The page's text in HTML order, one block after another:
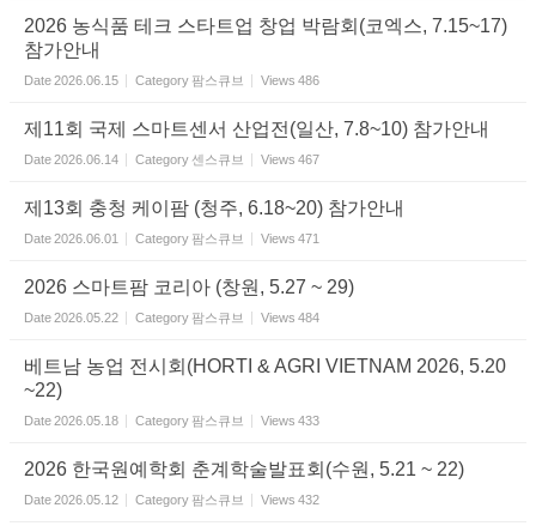
2026 농식품 테크 스타트업 창업 박람회(코엑스, 7.15~17)
참가안내
Date2026.06.15 Category 팜스큐브 Views 486
제11회 국제 스마트센서 산업전(일산, 7.8~10) 참가안내
Date2026.06.14 Category 센스큐브 Views 467
제13회 충청 케이팜 (청주, 6.18~20) 참가안내
Date2026.06.01 Category 팜스큐브 Views 471
2026 스마트팜 코리아 (창원, 5.27 ~ 29)
Date2026.05.22 Category 팜스큐브 Views 484
베트남 농업 전시회(HORTI & AGRI VIETNAM 2026, 5.20
~22)
Date2026.05.18 Category 팜스큐브 Views 433
2026 한국원예학회 춘계학술발표회(수원, 5.21 ~ 22)
Date2026.05.12 Category 팜스큐브 Views 432